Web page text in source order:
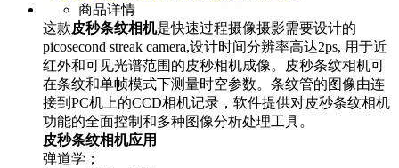
商品详情
这款皮秒条纹相机是快速过程摄像摄影需要设计的
picosecond streak camera,设计时间分辨率高达2ps, 用于近
红外和可见光谱范围的皮秒相机成像。皮秒条纹相机可
在条纹和单帧模式下测量时空参数。条纹管的图像由连
接到PC机上的CCD相机记录，软件提供对皮秒条纹相机
功能的全面控制和多种图像分析处理工具。
皮秒条纹相机应用
弹道学；